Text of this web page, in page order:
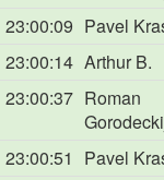
23:00:09 Pavel
23:00:14 Arthur B.
23:00:37 Roman
23:00:51 Pavel